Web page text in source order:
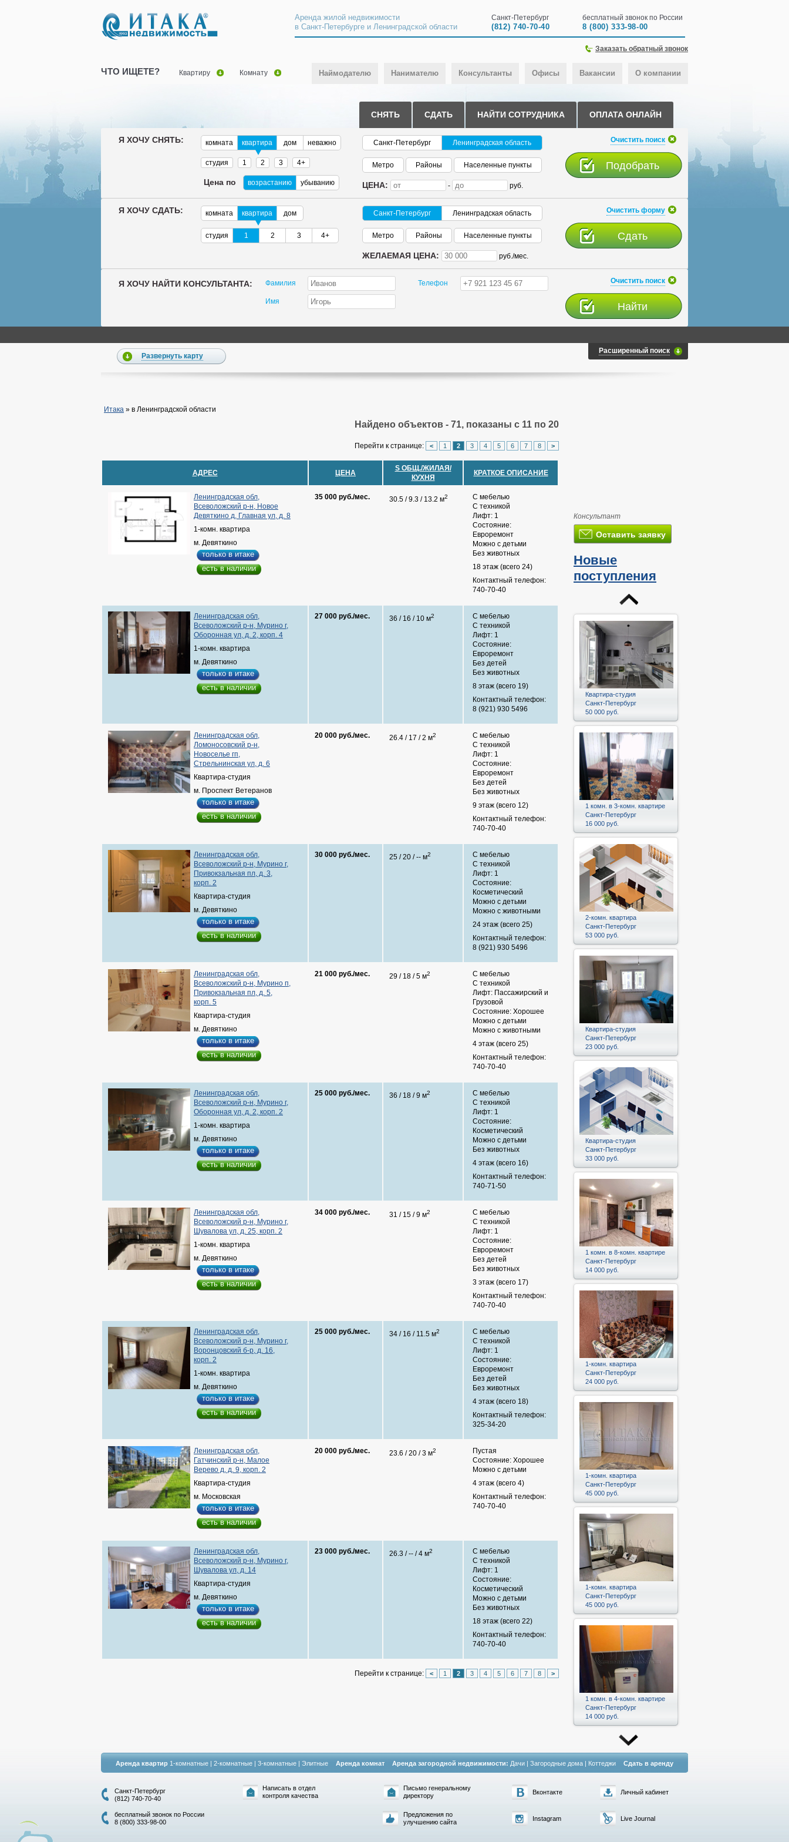
Аренда жилой недвижимости
в Санкт-Петербурге и Ленинградской области
Санкт-Петербург
(812) 740-70-40
бесплатный звонок по России
8 (800) 333-98-00
Заказать обратный звонок
ЧТО ИЩЕТЕ? Квартиру Комнату Наймодателю Нанимателю Консультанты Офисы Вакансии О компании
СНЯТЬ СДАТЬ НАЙТИ СОТРУДНИКА ОПЛАТА ОНЛАЙН
Я ХОЧУ СНЯТЬ: комната квартира дом неважно
студия 1 2 3 4+
Цена по возрастанию убыванию
Санкт-Петербург Ленинградская область
Метро Районы Населенные пункты
ЦЕНА: - руб.
Очистить поиск
Я ХОЧУ СДАТЬ: комната квартира дом
студия 1 2 3 4+
Санкт-Петербург Ленинградская область
Метро Районы Населенные пункты
ЖЕЛАЕМАЯ ЦЕНА: руб./мес.
Очистить форму
Я ХОЧУ НАЙТИ КОНСУЛЬТАНТА: Фамилия
Имя
Телефон Очистить поиск
Расширенный поиск
Развернуть карту
Итака » в Ленинградской области
Найдено объектов - 71, показаны с 11 по 20
Перейти к странице: < 1 2 3 4 5 6 7 8 >
АДРЕС ЦЕНА
S ОБЩ./ЖИЛАЯ/
КУХНЯ
КРАТКОЕ ОПИСАНИЕ
Ленинградская обл,
Всеволожский р-н, Новое
Девяткино д, Главная ул, д. 8
1-комн. квартира
м. Девяткино
только в итаке
есть в наличии
35 000 руб./мес. 30.5 / 9.3 / 13.2 м2
С мебелью
С техникой
Лифт: 1
Состояние:
Евроремонт
Можно с детьми
Без животных
18 этаж (всего 24)
Контактный телефон:
740-70-40
Ленинградская обл,
Всеволожский р-н, Мурино г,
Оборонная ул, д. 2, корп. 4
1-комн. квартира
м. Девяткино
только в итаке
есть в наличии
27 000 руб./мес. 36 / 16 / 10 м2
С мебелью
С техникой
Лифт: 1
Состояние:
Евроремонт
Без детей
Без животных
8 этаж (всего 19)
Контактный телефон:
8 (921) 930 5496
Ленинградская обл,
Ломоносовский р-н,
Новоселье гп,
Стрельнинская ул, д. 6
Квартира-студия
м. Проспект Ветеранов
только в итаке
есть в наличии
20 000 руб./мес. 26.4 / 17 / 2 м2
С мебелью
С техникой
Лифт: 1
Состояние:
Евроремонт
Без детей
Без животных
9 этаж (всего 12)
Контактный телефон:
740-70-40
Ленинградская обл,
Всеволожский р-н, Мурино г,
Привокзальная пл, д. 3,
корп. 2
Квартира-студия
м. Девяткино
только в итаке
есть в наличии
30 000 руб./мес. 25 / 20 / -- м2
С мебелью
С техникой
Лифт: 1
Состояние:
Косметический
Можно с детьми
Можно с животными
24 этаж (всего 25)
Контактный телефон:
8 (921) 930 5496
Ленинградская обл,
Всеволожский р-н, Мурино п,
Привокзальная пл, д. 5,
корп. 5
Квартира-студия
м. Девяткино
только в итаке
есть в наличии
21 000 руб./мес. 29 / 18 / 5 м2
С мебелью
С техникой
Лифт: Пассажирский и
Грузовой
Состояние: Хорошее
Можно с детьми
Можно с животными
4 этаж (всего 25)
Контактный телефон:
740-70-40
Ленинградская обл,
Всеволожский р-н, Мурино г,
Оборонная ул, д. 2, корп. 2
1-комн. квартира
м. Девяткино
только в итаке
есть в наличии
25 000 руб./мес. 36 / 18 / 9 м2
С мебелью
С техникой
Лифт: 1
Состояние:
Косметический
Можно с детьми
Без животных
4 этаж (всего 16)
Контактный телефон:
740-71-50
Ленинградская обл,
Всеволожский р-н, Мурино г,
Шувалова ул, д. 25, корп. 2
1-комн. квартира
м. Девяткино
только в итаке
есть в наличии
34 000 руб./мес. 31 / 15 / 9 м2
С мебелью
С техникой
Лифт: 1
Состояние:
Евроремонт
Без детей
Без животных
3 этаж (всего 17)
Контактный телефон:
740-70-40
Ленинградская обл,
Всеволожский р-н, Мурино г,
Воронцовский б-р, д. 16,
корп. 2
1-комн. квартира
м. Девяткино
только в итаке
есть в наличии
25 000 руб./мес. 34 / 16 / 11.5 м2
С мебелью
С техникой
Лифт: 1
Состояние:
Евроремонт
Без детей
Без животных
4 этаж (всего 18)
Контактный телефон:
325-34-20
Ленинградская обл,
Гатчинский р-н, Малое
Верево д, д. 9, корп. 2
Квартира-студия
м. Московская
только в итаке
есть в наличии
20 000 руб./мес. 23.6 / 20 / 3 м2
Пустая
Состояние: Хорошее
Можно с детьми
4 этаж (всего 4)
Контактный телефон:
740-70-40
Ленинградская обл,
Всеволожский р-н, Мурино г,
Шувалова ул, д. 14
Квартира-студия
м. Девяткино
только в итаке
есть в наличии
23 000 руб./мес. 26.3 / -- / 4 м2
С мебелью
С техникой
Лифт: 1
Состояние:
Косметический
Можно с детьми
Без животных
18 этаж (всего 22)
Контактный телефон:
740-70-40
Перейти к странице: < 1 2 3 4 5 6 7 8 >
Консультант
Оставить заявку
Новые
поступления
Квартира-студия
Санкт-Петербург
50 000 руб.
1 комн. в 3-комн. квартире
Санкт-Петербург
16 000 руб.
2-комн. квартира
Санкт-Петербург
53 000 руб.
Квартира-студия
Санкт-Петербург
23 000 руб.
Квартира-студия
Санкт-Петербург
33 000 руб.
1 комн. в 8-комн. квартире
Санкт-Петербург
14 000 руб.
1-комн. квартира
Санкт-Петербург
24 000 руб.
1-комн. квартира
Санкт-Петербург
45 000 руб.
1-комн. квартира
Санкт-Петербург
45 000 руб.
1 комн. в 4-комн. квартире
Санкт-Петербург
14 000 руб.
Аренда квартир 1-комнатные | 2-комнатные | 3-комнатные | Элитные Аренда комнат Аренда загородной недвижимости: Дачи | Загородные дома | Коттеджи Сдать в аренду
Санкт-Петербург
(812) 740-70-40
бесплатный звонок по России
8 (800) 333-98-00
Написать в отдел
контроля качества
Письмо генеральному
директору
Предложения по
улучшению сайта
Вконтакте
Instagram
Личный кабинет
Live Journal